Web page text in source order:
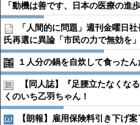
「動機は善です、日本の医療の進
「人間的に問題」週刊金曜日
氏再選に異論「市民の力で無効を」
１人分の鍋を自炊して食った
【同人誌】『足腰立たなくな
くのいち乙羽ちゃん！
【朗報】雇用保険料引き下げ